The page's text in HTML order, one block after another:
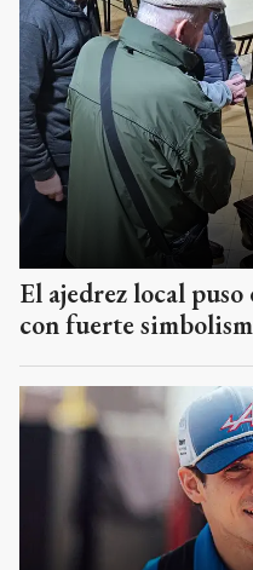
El ajedrez local
con fuerte